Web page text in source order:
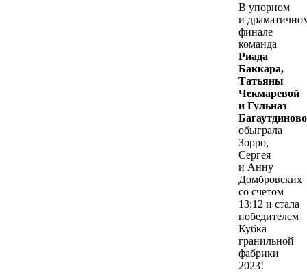
В упорном
и
финале
команда
Риада
Баккара,
Татьяны
Чекмаревой
и Гульназ
обыграла
Зорро,
Сергея
и Анну
Домбровских
со счетом
13:12 и стала
победителем
Кубка
гранильной
фабрики
2023!